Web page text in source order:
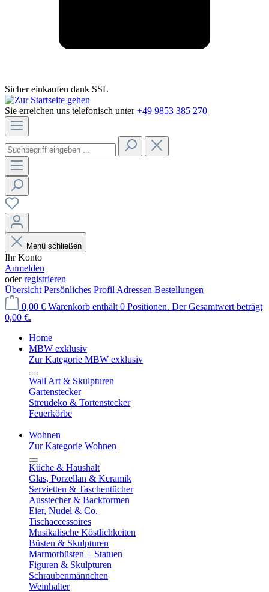
Sicher einkaufen dank SSL
Sie erreichen uns telefonisch unter +49 9853 385 270
Menü schließen
Ihr Konto
Anmelden
oderregistrieren
Übersicht Persönliches Profil Adressen Bestellungen
0,00 € Warenkorb enthält 0 Positionen. Der Gesamtwert beträgt
0,00 €.
Home
MBW exklusiv
Zur Kategorie MBW exklusiv
Wall Art & Skulpturen
Gartenstecker
Streudeko & Tortenstecker
Feuerkörbe
Wohnen
Zur Kategorie Wohnen
Küche & Haushalt
Glas, Porzellan & Keramik
Servietten & Taschentücher
Ausstecher & Backformen
Eier, Nudel & Co.
Tischaccessoires
Musikalische Köstlichkeiten
Büsten & Skulpturen
Marmorbüsten + Statuen
Figuren & Skulpturen
Schraubenmännchen
Weinhalter